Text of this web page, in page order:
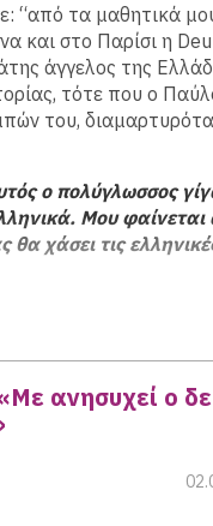
όλο το
να αποθηκευτεί
για όλη την
goethe,
για τον
για την επέτειο της
του συμμαθητή
προσπάθεια, που
όλες τις “
την “Διατήρηση
“.
είναι η ανάδειξη
τις δουλειές
“από τα μαθητικά
και στο Παρίσι η
άγγελος της
τότε που ο
του,
ο πολύγλωσσος
Μου φαίνεται
χάσει τις
ανησυχεί ο